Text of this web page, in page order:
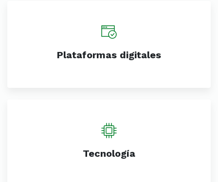
Plataformas digitales
Tecnología